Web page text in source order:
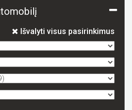
Išvalyti visus pasirinkimus